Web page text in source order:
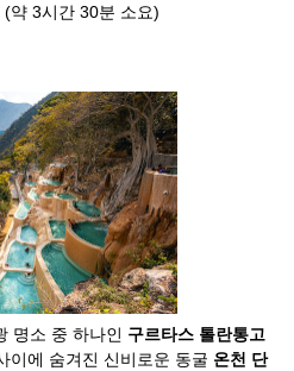
약 3시간 30분 소요)
명소 중 하나인 구르타스 톨란통고
이에 숨겨진 신비로운 동굴 온천 단